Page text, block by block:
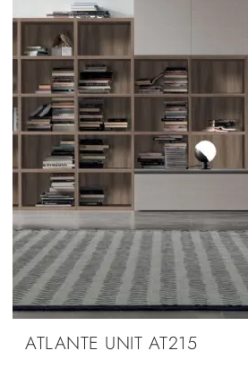
ATLANTE UNIT AT215